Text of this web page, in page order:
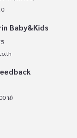
Baby&Kids
น)